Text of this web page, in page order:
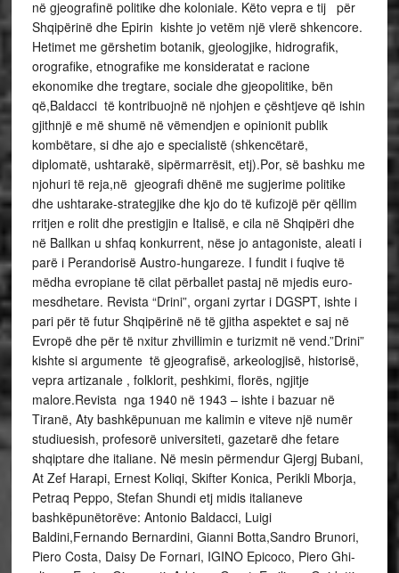
në gjeografinë politike dhe koloniale. Këto vepra e tij për
Shqipërinë dhe Epirin kishte jo vetëm një vlerë shkencore.
Hetimet me gërshetim botanik, gjeologjike, hidrografik,
orografike, etnografike me konsideratat e racione
ekonomike dhe tregtare, sociale dhe gjeopolitike, bën
që,Baldacci të kontribuojnë në njohjen e çështjeve që ishin
gjithnjë e më shumë në vëmendjen e opinionit publik
kombëtare, si dhe ajo e specialistë (shkencëtarë,
diplomatë, ushtarakë, sipërmarrësit, etj).Por, së bashku me
njohuri të reja,në gjeografi dhënë me sugjerime politike
dhe ushtarake-strategjike dhe kjo do të kufizojë për qëllim
rritjen e rolit dhe prestigjin e Italisë, e cila në Shqipëri dhe
në Ballkan u shfaq konkurrent, nëse jo antagoniste, aleati i
parë i Perandorisë Austro-hungareze. I fundit i fuqive të
mëdha evropiane të cilat përballet pastaj në mjedis euro-
mesdhetare. Revista “Drini”, organi zyrtar i DGSPT, ishte i
pari për të futur Shqipërinë në të gjitha aspektet e saj në
Evropë dhe për të nxitur zhvillimin e turizmit në vend.”Drini”
kishte si argumente të gjeografisë, arkeologjisë, historisë,
vepra artizanale , folklorit, peshkimi, florës, ngjitje
malore.Revista nga 1940 në 1943 – ishte i bazuar në
Tiranë, Aty bashkëpunuan me kalimin e viteve një numër
studiuesish, profesorë universiteti, gazetarë dhe fetare
shqiptare dhe italiane. Në mesin përmendur Gjergj Bubani,
At Zef Harapi, Ernest Koliqi, Skifter Konica, Perikli Mborja,
Petraq Peppo, Stefan Shundi etj midis italianeve
bashkëpunëtorëve: Antonio Baldacci, Luigi
Baldini,Fernando Bernardini, Gianni Botta,Sandro Brunori,
Piero Costa, Daisy De Fornari, IGINO Epicoco, Piero Ghi-